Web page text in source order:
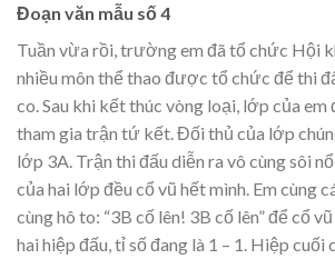
Đoạn văn mẫu số 4
Tuần vừa rồi, trường em đã tổ chức Hội
nhiều môn thể thao được tổ chức để thi
co. Sau khi kết thúc vòng loại, lớp của em
tham gia trận tứ kết. Đối thủ của lớp
lớp 3A. Trận thi đấu diễn ra vô cùng sôi
của hai lớp đều cổ vũ hết mình. Em cùng
cùng hô to: “3B cố lên! 3B cố lên” để cổ
hai hiệp đấu, tỉ số đang là 1 – 1. Hiệp cuối